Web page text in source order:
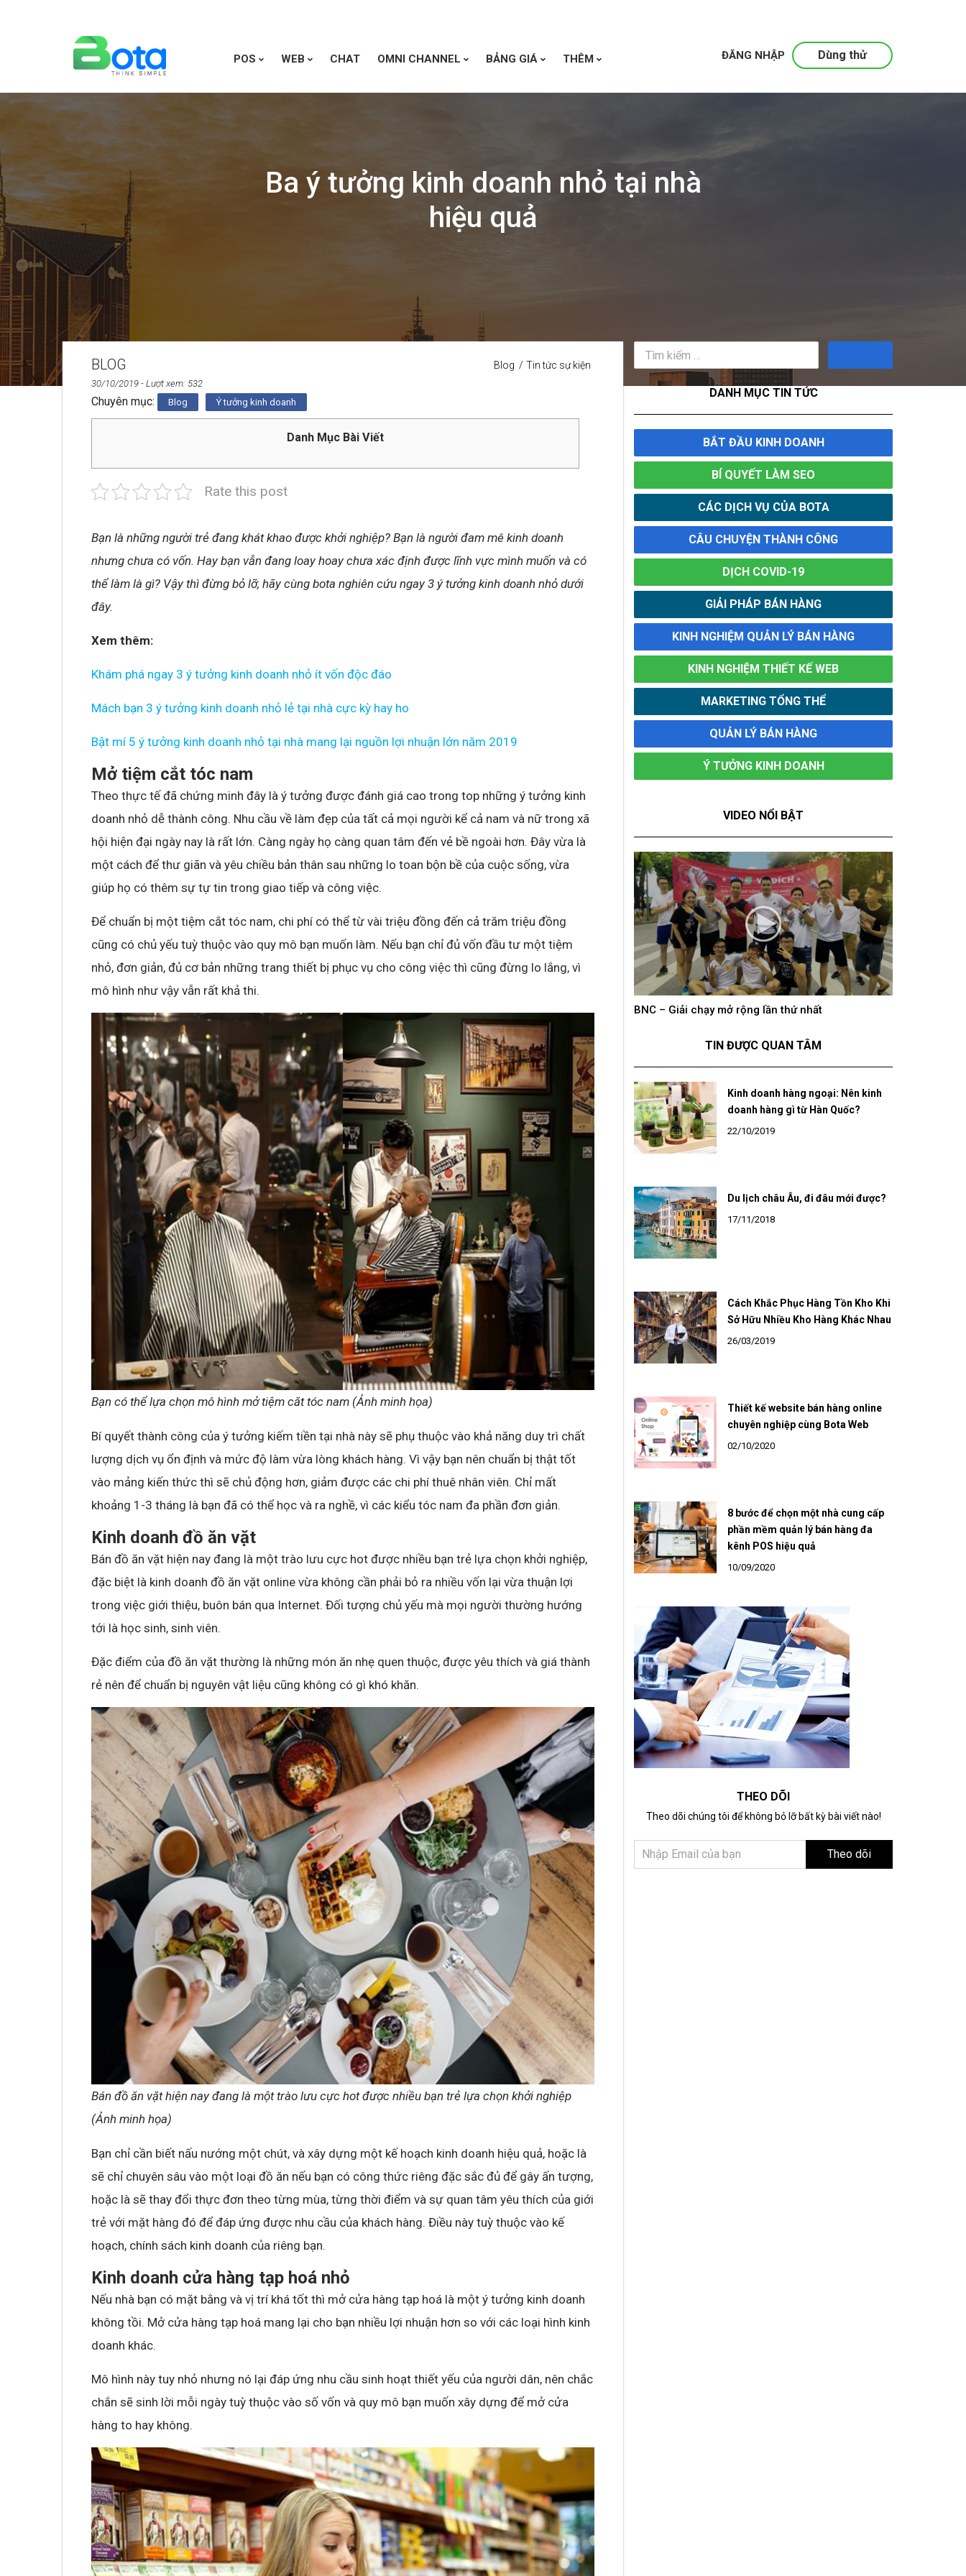
POS WEB CHAT OMNI CHANNEL BẢNG GIÁ THÊM Dùng thử
ĐĂNG NHẬP
Ba ý tưởng kinh doanh nhỏ tại nhà
hiệu quả
BLOG Blog Tin tức sự kiện
30/10/2019 - Lượt xem: 532
Chuyên mục: Blog Ý tưởng kinh doanh
Danh Mục Bài Viết
Rate this post
Bạn là những người trẻ đang khát khao được khởi nghiệp? Bạn là người đam mê kinh doanh
nhưng chưa có vốn. Hay bạn vẫn đang loay hoay chưa xác định được lĩnh vực mình muốn và có
thể làm là gì? Vậy thì đừng bỏ lỡ, hãy cùng bota nghiên cứu ngay 3 ý tưởng kinh doanh nhỏ dưới
đây.
Xem thêm:
Khám phá ngay 3 ý tưởng kinh doanh nhỏ ít vốn độc đáo
Mách bạn 3 ý tưởng kinh doanh nhỏ lẻ tại nhà cực kỳ hay ho
Bật mí 5 ý tưởng kinh doanh nhỏ tại nhà mang lại nguồn lợi nhuận lớn năm 2019
Mở tiệm cắt tóc nam
Theo thực tế đã chứng minh đây là ý tưởng được đánh giá cao trong top những ý tưởng kinh
doanh nhỏ dễ thành công. Nhu cầu về làm đẹp của tất cả mọi người kể cả nam và nữ trong xã
hội hiện đại ngày nay là rất lớn. Càng ngày họ càng quan tâm đến vẻ bề ngoài hơn. Đây vừa là
một cách để thư giãn và yêu chiều bản thân sau những lo toan bộn bề của cuộc sống, vừa
giúp họ có thêm sự tự tin trong giao tiếp và công việc.
Để chuẩn bị một tiệm cắt tóc nam, chi phí có thể từ vài triệu đồng đến cả trăm triệu đồng
cũng có chủ yếu tuỳ thuộc vào quy mô bạn muốn làm. Nếu bạn chỉ đủ vốn đầu tư một tiệm
nhỏ, đơn giản, đủ cơ bản những trang thiết bị phục vụ cho công việc thì cũng đừng lo lắng, vì
mô hình như vậy vẫn rất khả thi.
Bạn có thể lựa chọn mô hình mở tiệm căt tóc nam (Ảnh minh họa)
Bí quyết thành công của ý tưởng kiếm tiền tại nhà này sẽ phụ thuộc vào khả năng duy trì chất
lượng dịch vụ ổn định và mức độ làm vừa lòng khách hàng. Vì vậy bạn nên chuẩn bị thật tốt
vào mảng kiến thức thì sẽ chủ động hơn, giảm được các chi phí thuê nhân viên. Chỉ mất
khoảng 1-3 tháng là bạn đã có thể học và ra nghề, vì các kiểu tóc nam đa phần đơn giản.
Kinh doanh đồ ăn vặt
Bán đồ ăn vặt hiện nay đang là một trào lưu cực hot được nhiều bạn trẻ lựa chọn khởi nghiệp,
đặc biệt là kinh doanh đồ ăn vặt online vừa không cần phải bỏ ra nhiều vốn lại vừa thuận lợi
trong việc giới thiệu, buôn bán qua Internet. Đối tượng chủ yếu mà mọi người thường hướng
tới là học sinh, sinh viên.
Đặc điểm của đồ ăn vặt thường là những món ăn nhẹ quen thuộc, được yêu thích và giá thành
rẻ nên để chuẩn bị nguyên vật liệu cũng không có gì khó khăn.
Bán đồ ăn vặt hiện nay đang là một trào lưu cực hot được nhiều bạn trẻ lựa chọn khởi nghiệp
(Ảnh minh họa)
Bạn chỉ cần biết nấu nướng một chút, và xây dựng một kế hoạch kinh doanh hiệu quả, hoặc là
sẽ chỉ chuyên sâu vào một loại đồ ăn nếu bạn có công thức riêng đặc sắc đủ để gây ấn tượng,
hoặc là sẽ thay đổi thực đơn theo từng mùa, từng thời điểm và sự quan tâm yêu thích của giới
trẻ với mặt hàng đó để đáp ứng được nhu cầu của khách hàng. Điều này tuỳ thuộc vào kế
hoạch, chính sách kinh doanh của riêng bạn.
Kinh doanh cửa hàng tạp hoá nhỏ
Nếu nhà bạn có mặt bằng và vị trí khá tốt thì mở cửa hàng tạp hoá là một ý tưởng kinh doanh
không tồi. Mở cửa hàng tạp hoá mang lại cho bạn nhiều lợi nhuận hơn so với các loại hình kinh
doanh khác.
Mô hình này tuy nhỏ nhưng nó lại đáp ứng nhu cầu sinh hoạt thiết yếu của người dân, nên chắc
chắn sẽ sinh lời mỗi ngày tuỳ thuộc vào số vốn và quy mô bạn muốn xây dựng để mở cửa
hàng to hay không.
DANH MỤC TIN TỨC
BẮT ĐẦU KINH DOANH
BÍ QUYẾT LÀM SEO
CÁC DỊCH VỤ CỦA BOTA
CÂU CHUYỆN THÀNH CÔNG
DỊCH COVID-19
GIẢI PHÁP BÁN HÀNG
KINH NGHIỆM QUẢN LÝ BÁN HÀNG
KINH NGHIỆM THIẾT KẾ WEB
MARKETING TỔNG THỂ
QUẢN LÝ BÁN HÀNG
Ý TƯỞNG KINH DOANH
VIDEO NỔI BẬT
Không khí cổ vũ U23 Việt Nam tại BNC Group trên
sóng truyền hình K+
BNC – Giải chạy mở rộng lần thứ nhất
Không khí cổ vũ U23 Việt Nam tại BNC Group trên
Kinh doanh hàng ngoại: Nên kinh
Cách Khắc Phục Hàng Tồn Kho Khi
Thiết kế website bán hàng online
8 bước để chọn một nhà cung cấp
phần mềm quản lý bán hàng đa
THEO DÕI
Theo dõi